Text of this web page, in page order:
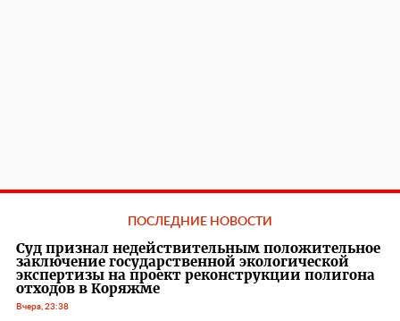
ПОСЛЕДНИЕ НОВОСТИ
Суд признал недействительным положительное
заключение государственной экологической
экспертизы на проект реконструкции полигона
отходов в Коряжме
Вчера, 23:38